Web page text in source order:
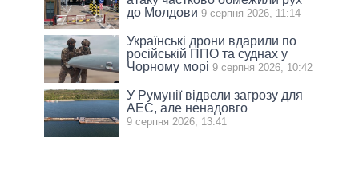
до Молдови 9 серпня 2026, 11:14
Українські дрони вдарили по
російській ППО та суднах у
Чорному морі 9 серпня 2026, 10:42
У Румунії відвели загрозу для
АЕС, але ненадовго
9 серпня 2026, 13:41